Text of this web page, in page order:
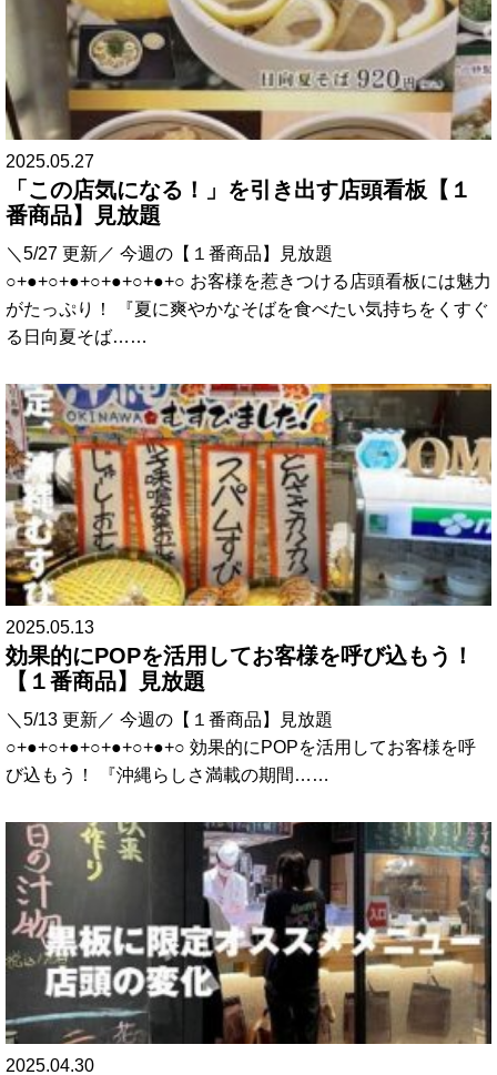
2025.05.27
「この店気になる！」を引き出す店頭看板【１
番商品】見放題
＼5/27 更新／ 今週の【１番商品】見放題
○+●+○+●+○+●+○+●+○ お客様を惹きつける店頭看板には魅力
がたっぷり！ 『夏に爽やかなそばを食べたい気持ちをくすぐ
る日向夏そば……
2025.05.13
効果的にPOPを活用してお客様を呼び込もう！
【１番商品】見放題
＼5/13 更新／ 今週の【１番商品】見放題
○+●+○+●+○+●+○+●+○ 効果的にPOPを活用してお客様を呼
び込もう！ 『沖縄らしさ満載の期間……
2025.04.30